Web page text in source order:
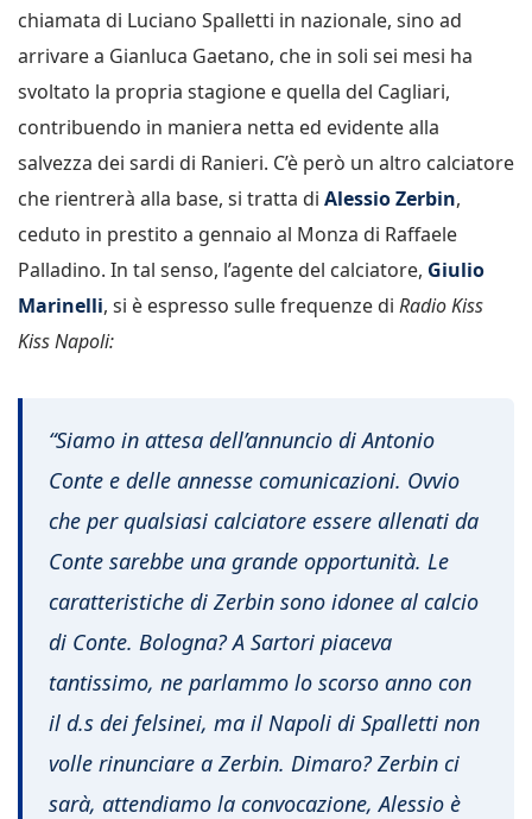
chiamata di Luciano Spalletti in nazionale, sino ad
arrivare a Gianluca Gaetano, che in soli sei mesi ha
svoltato la propria stagione e quella del Cagliari,
contribuendo in maniera netta ed evidente alla
salvezza dei sardi di Ranieri. C’è però un altro calciatore
che rientrerà alla base, si tratta di Alessio Zerbin,
ceduto in prestito a gennaio al Monza di Raffaele
Palladino. In tal senso, l’agente del calciatore, Giulio
Marinelli, si è espresso sulle frequenze di Radio Kiss
Kiss Napoli:
“Siamo in attesa dell’annuncio di Antonio
Conte e delle annesse comunicazioni. Ovvio
che per qualsiasi calciatore essere allenati da
Conte sarebbe una grande opportunità. Le
caratteristiche di Zerbin sono idonee al calcio
di Conte. Bologna? A Sartori piaceva
tantissimo, ne parlammo lo scorso anno con
il d.s dei felsinei, ma il Napoli di Spalletti non
volle rinunciare a Zerbin. Dimaro? Zerbin ci
sarà, attendiamo la convocazione, Alessio è